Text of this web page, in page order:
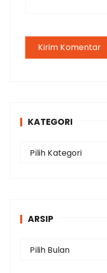
KATEGORI
r
Pilih Kategori
ARSIP
Pilih Bulan